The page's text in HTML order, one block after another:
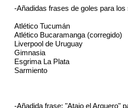
-Añadidas frases de goles para los
Atlético Tucumán
Atlético Bucaramanga (corregido)
Liverpool de Uruguay
Gimnasia
Esgrima La Plata
Sarmiento
-Añadida frase: "Atajo el Arquero"